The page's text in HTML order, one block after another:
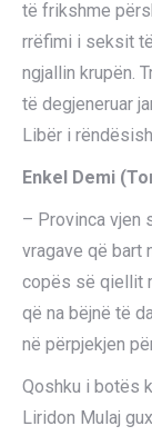
të frikshme
rrëfimi i seksit
ngjallin krupën.
të degjeneruar
Libër i
Enkel Demi
– Provinca vjen
vragave që bart
copës së qiellit
që na bëjnë të
në përpjekjen
Qoshku i botës
Liridon Mulaj